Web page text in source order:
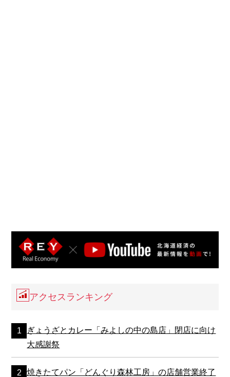
アクセスランキング
ぎょうざとカレー「みよしの中の島店」閉店に向け
大感謝祭
焼きたてパン「どんぐり森林工房」の店舗営業終了